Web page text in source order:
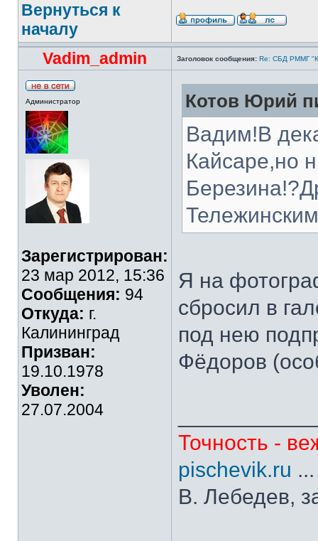
Вернуться к
началу
Vadim_admin
Заголовок сообщения: Re: СБД РММГ
Администратор
Зарегистрирован:
23 мар 2012, 15:36
Сообщения: 94
Откуда: г.
Калининград
Призван:
19.10.1978
Уволен:
27.07.2004
Котов Юрий
Вадим!В
Кайсаре,но
Я на
сбросил в
под нею
Фёдоров
Точность -
pischevik.ru
В. Лебедев,